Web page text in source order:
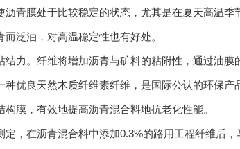
膜处于比较稳定的状态，尤其是在夏天高温季
泛油，对高温稳定性也有好处。
。纤维将增加沥青与矿料的粘附性，通过油膜
良天然木质纤维素纤维，是国际公认的环保产
构膜，有效地提高沥青混合料地抗老化性能。
在沥青混合料中添加0.3%的路用工程纤维后，